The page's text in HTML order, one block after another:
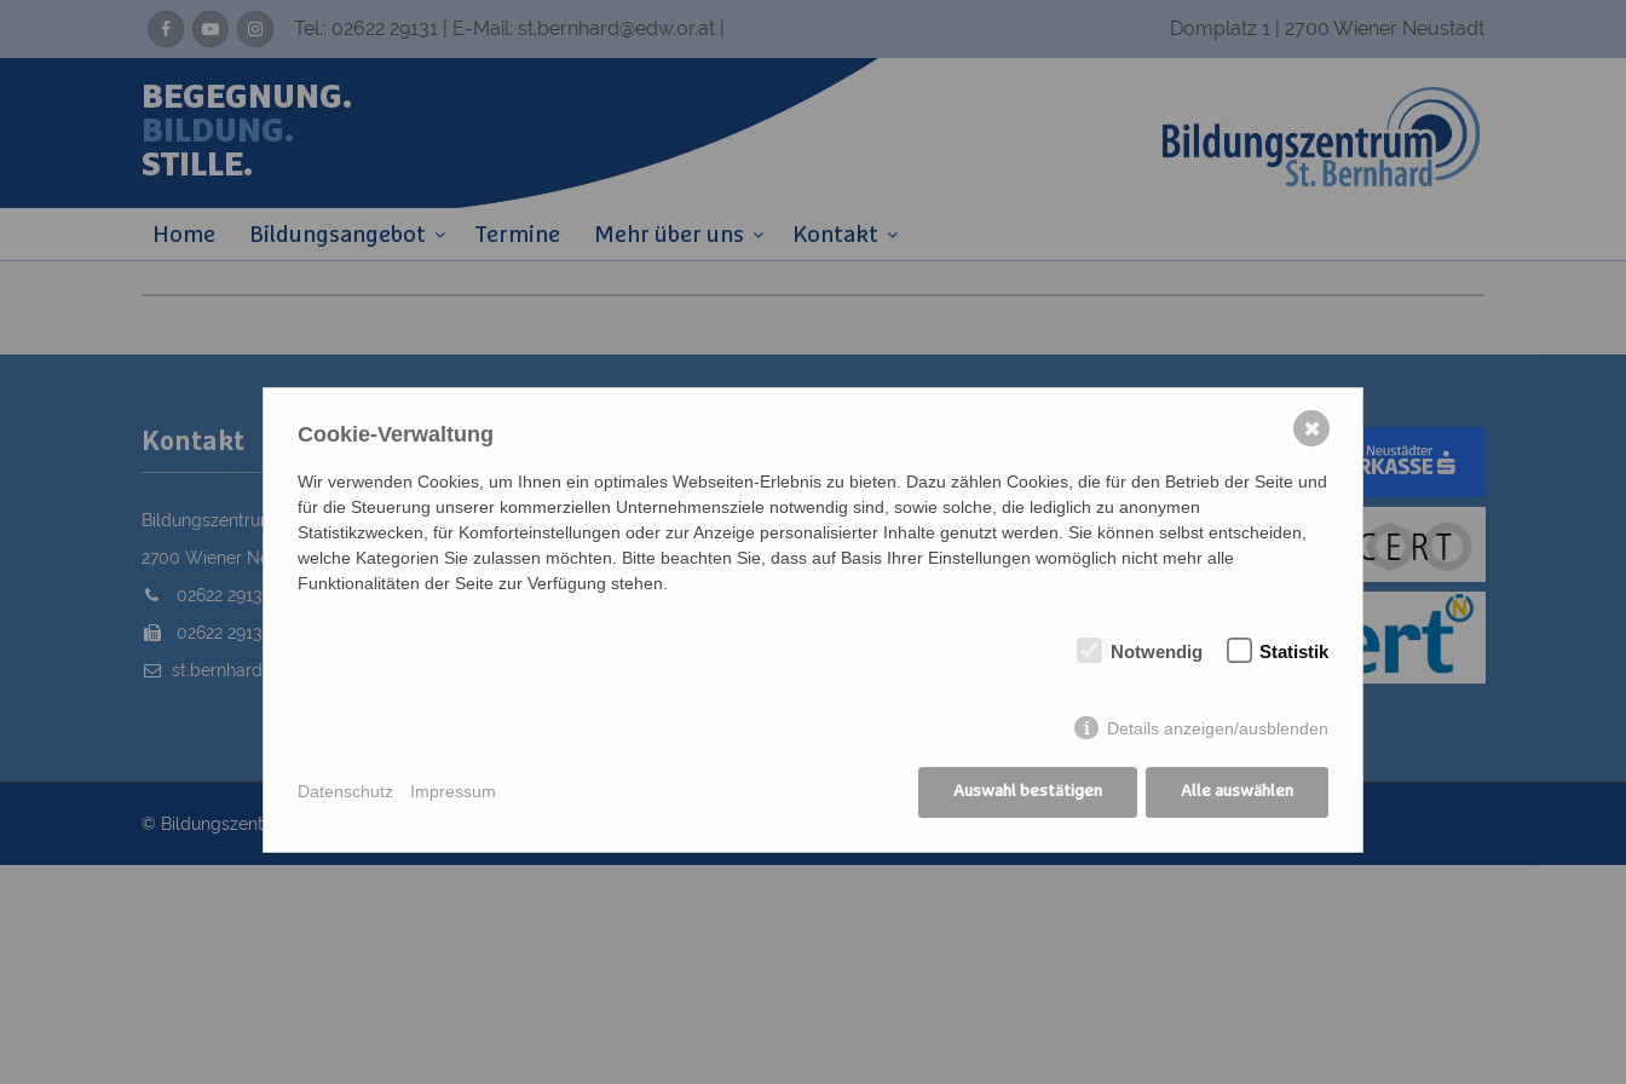
Tel.: 02622 29131 | E-Mail: st.bernhard@edw.or.at Domplatz 1 | 2700 Wiener Neustadt
BEGEGNUNG.
BILDUNG.
STILLE.
Home Bildungsangebot Termine Mehr über uns Kontakt
Kontakt
Bildungszentrum St. Bernhard der Erzdiözese Wien
2700 Wiener Neustadt, Domplatz 1
02622 29131
02622 29131-5040
st.bernhard@edw.or.at
Newsletter
Förderverein
Anreise
Katholisches Bildungswerk Wien
Bildung Regional
Kirchliches Bibliothekswerk der
© Bildungszentrum St.Bernhard 2026
Cookie-Verwaltung
Wir verwenden Cookies, um Ihnen ein optimales Webseiten-Erlebnis zu bieten. Dazu zählen Cookies, die für den Betrieb der Seite und
für die Steuerung unserer kommerziellen Unternehmensziele notwendig sind, sowie solche, die lediglich zu anonymen
Statistikzwecken, für Komforteinstellungen oder zur Anzeige personalisierter Inhalte genutzt werden. Sie können selbst entscheiden,
welche Kategorien Sie zulassen möchten. Bitte beachten Sie, dass auf Basis Ihrer Einstellungen womöglich nicht mehr alle
Funktionalitäten der Seite zur Verfügung stehen.
Notwendig Statistik
Details anzeigen/ausblenden
Auswahl bestätigen Alle auswählen
Datenschutz Impressum
✖